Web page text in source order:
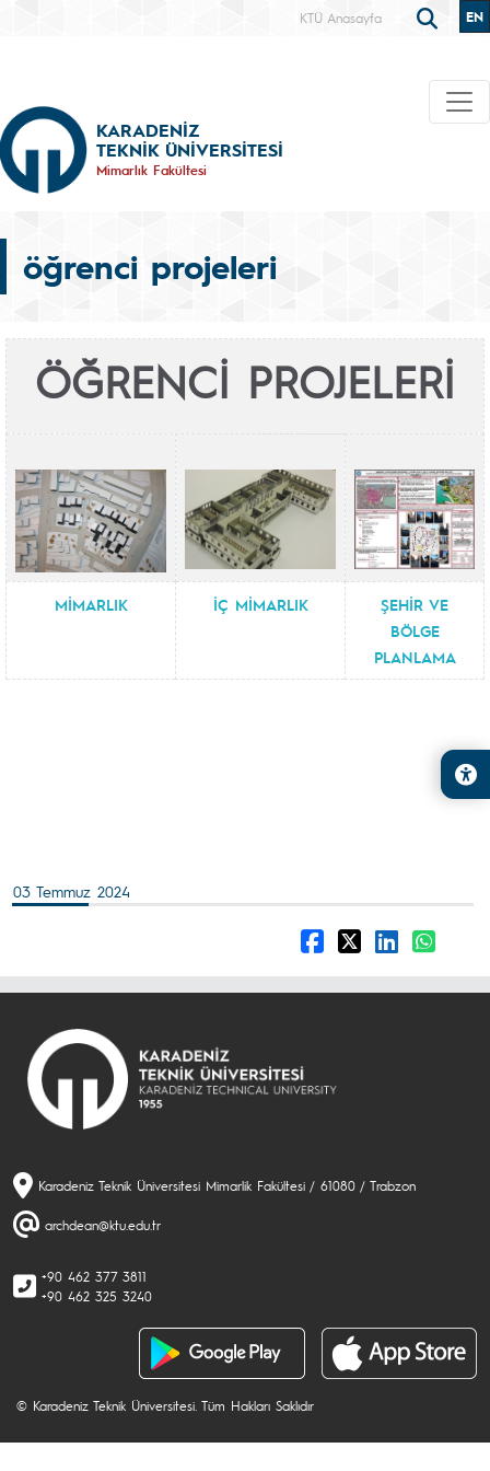
KTÜ Anasayfa EN
KARADENİZ
TEKNİK ÜNİVERSİTESİ
Mimarlık Fakültesi
öğrenci projeleri
ÖĞRENCİ PROJELERİ
MİMARLIK İÇ MİMARLIK
ŞEHİR VE
BÖLGE
PLANLAMA
03 Temmuz 2024
Karadeniz Teknik Üniversitesi Mimarlik Fakültesi / 61080 / Trabzon
archdean@ktu.edu.tr
+90 462 377 3811
+90 462 325 3240
© Karadeniz Teknik Üniversitesi. Tüm Hakları Saklıdır